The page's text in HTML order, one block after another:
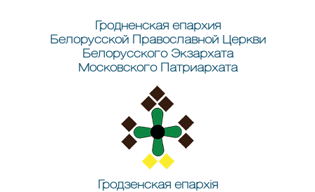
Гродненская епархия
Белорусской Православной Церкви
Белорусского Экзархата
Московского Патриархата
Гродзенская епархія